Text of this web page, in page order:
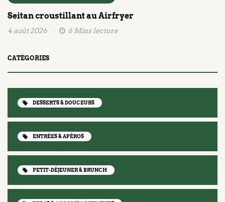
Seitan croustillant au Airfryer
4 août 2026 6 Mins lecture
CATÉGORIES
DESSERTS & DOUCEURS
ENTRÉES & APÉROS
PETIT-DÉJEUNER & BRUNCH